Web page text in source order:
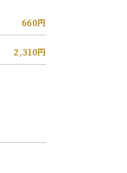
660円
2,310円